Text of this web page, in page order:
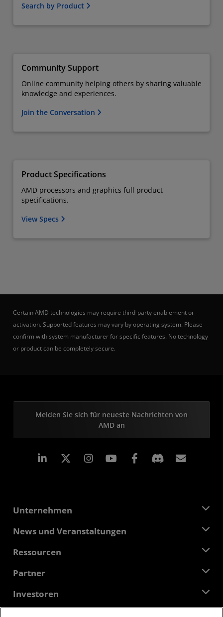
Search by Product
Community Support
Online community helping others by sharing valuable
knowledge and experiences.
Join the Conversation
Product Specifications
AMD processors and graphics full product
specifications.
View Specs
Certain AMD technologies may require third-party enablement or
activation. Supported features may vary by operating system. Please
confirm with system manufacturer for specific features. No technology
or product can be completely secure.
Melden Sie sich für neueste Nachrichten von
AMD an
LinkedIn Instagram Facebook
Unternehmen
Über AMD
Verantwortung
Kontakt
News und Veranstaltungen
Pressebereich
Mediathek
Ressourcen
Developer Central
Fallstudien
Online-Seminare
Partner
AMD Partner Hub
Investoren